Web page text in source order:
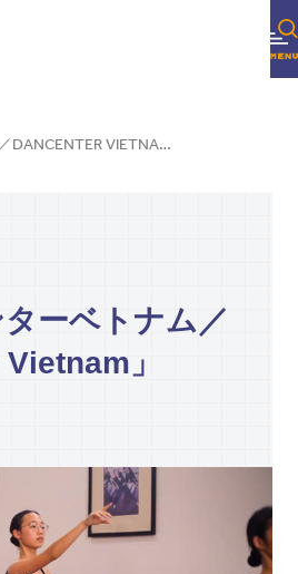
「ダンセンターベトナム／DANCENTER VIETNAM」
ターベトナム／
」